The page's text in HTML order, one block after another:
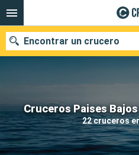
Cruceros Paises
22 cruceros
Encontrar un crucero
Nuestros destinos
Fecha de salida